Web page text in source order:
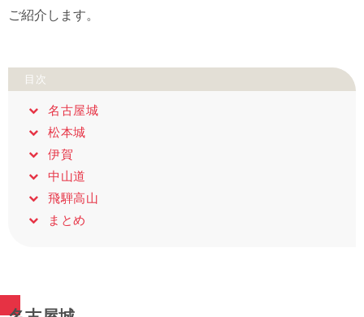
ご紹介します。
目次
名古屋城
松本城
伊賀
中山道
飛騨高山
まとめ